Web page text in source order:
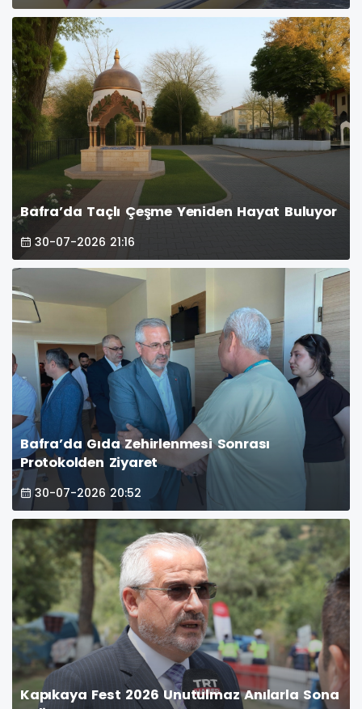
Bafra’da Taçlı Çeşme Yeniden Hayat Buluyor
30-07-2026 21:16
Bafra’da Gıda Zehirlenmesi Sonrası
Protokolden Ziyaret
30-07-2026 20:52
Kapıkaya Fest 2026 Unutulmaz Anılarla Sona